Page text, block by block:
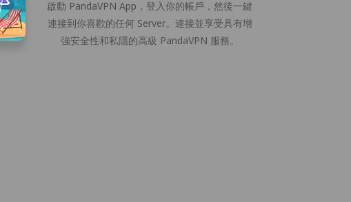
啟動 PandaVPN App，登入你的帳戶，然後一鍵
連接到你喜歡的任何 Server。連接並享受具有增
強安全性和私隱的高級 PandaVPN 服務。